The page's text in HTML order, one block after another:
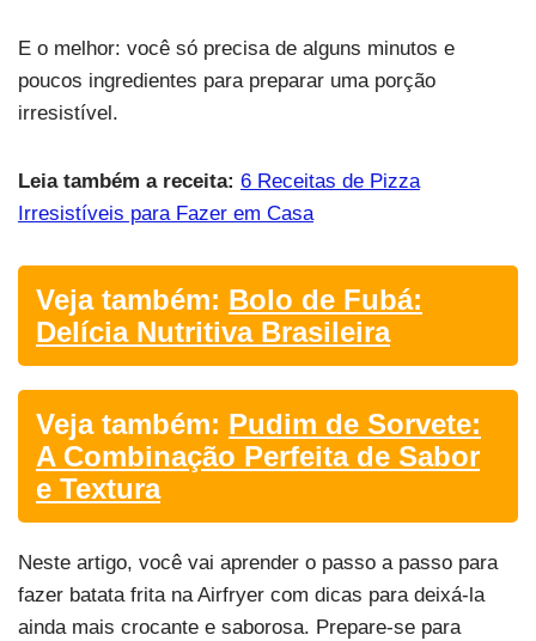
E o melhor: você só precisa de alguns minutos e
poucos ingredientes para preparar uma porção
irresistível.
Leia também a receita: 6 Receitas de Pizza
Irresistíveis para Fazer em Casa
Veja também: Bolo de Fubá:
Delícia Nutritiva Brasileira
Veja também: Pudim de Sorvete:
A Combinação Perfeita de Sabor
e Textura
Neste artigo, você vai aprender o passo a passo para
fazer batata frita na Airfryer com dicas para deixá-la
ainda mais crocante e saborosa. Prepare-se para